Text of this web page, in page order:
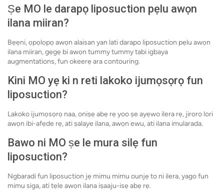
Ṣe MO le darapọ liposuction pẹlu awọn
ilana miiran?
Bẹẹni, ọpọlọpọ awọn alaisan yan lati darapo liposuction pẹlu awọn
ilana miiran, gẹgẹ bi awọn tummy tummy tabi igbaya
augmentations, fun okeerẹ ara contouring.
Kini MO yẹ ki n reti lakoko ijumọsọrọ fun
liposuction?
Lakoko ijumọsọrọ naa, oniṣẹ abẹ rẹ yoo ṣe ayẹwo ilera rẹ, jiroro lori
awọn ibi-afẹde rẹ, ati ṣalaye ilana, awọn ewu, ati ilana imularada.
Bawo ni MO ṣe le mura silẹ fun
liposuction?
Ngbaradi fun liposuction jẹ mimu mimu ounjẹ to ni ilera, yago fun
mimu siga, ati tẹle awọn ilana iṣaaju-isẹ abẹ rẹ.